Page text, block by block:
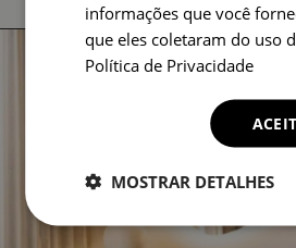
informações que você
que eles coletaram do uso
Política de Privacidade
MOSTRAR DETALHES